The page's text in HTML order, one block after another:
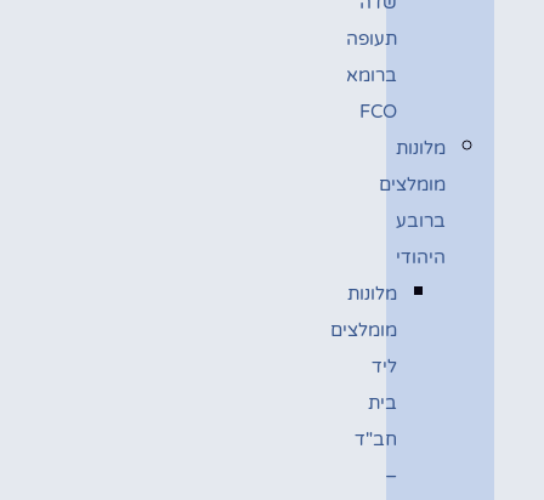
תעופה
ברומא
FCO
מלונות
מומלצים
ברובע
היהודי
מלונות
מומלצים
ליד
בית
חב"ד
–